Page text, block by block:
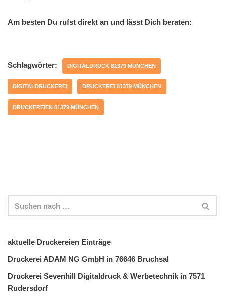
Am besten Du rufst direkt an und lässt Dich beraten:
Schlagwörter: DIGITALDRUCK 81379 MÜNCHEN
DIGITALDRUCKEREI DRUCKEREI 81379 MÜNCHEN
DRUCKEREIEN 81379 MÜNCHEN
aktuelle Druckereien Einträge
Druckerei ADAM NG GmbH in 76646 Bruchsal
Druckerei Sevenhill Digitaldruck & Werbetechnik in 7571
Rudersdorf